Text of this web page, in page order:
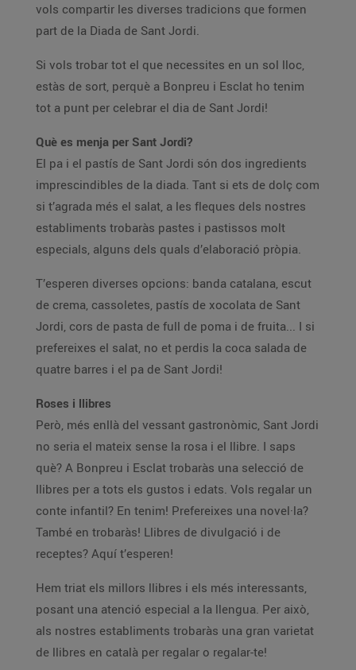
vols compartir les diverses tradicions que formen
part de la Diada de Sant Jordi.
Si vols trobar tot el que necessites en un sol lloc,
estàs de sort, perquè a Bonpreu i Esclat ho tenim
tot a punt per celebrar el dia de Sant Jordi!
Què es menja per Sant Jordi?
El pa i el pastís de Sant Jordi són dos ingredients
imprescindibles de la diada. Tant si ets de dolç com
si t’agrada més el salat, a les fleques dels nostres
establiments trobaràs pastes i pastissos molt
especials, alguns dels quals d’elaboració pròpia.
T’esperen diverses opcions: banda catalana, escut
de crema, cassoletes, pastís de xocolata de Sant
Jordi, cors de pasta de full de poma i de fruita... I si
prefereixes el salat, no et perdis la coca salada de
quatre barres i el pa de Sant Jordi!
Roses i llibres
Però, més enllà del vessant gastronòmic, Sant Jordi
no seria el mateix sense la rosa i el llibre. I saps
què? A Bonpreu i Esclat trobaràs una selecció de
llibres per a tots els gustos i edats. Vols regalar un
conte infantil? En tenim! Prefereixes una novel·la?
També en trobaràs! Llibres de divulgació i de
receptes? Aquí t’esperen!
Hem triat els millors llibres i els més interessants,
posant una atenció especial a la llengua. Per això,
als nostres establiments trobaràs una gran varietat
de llibres en català per regalar o regalar-te!